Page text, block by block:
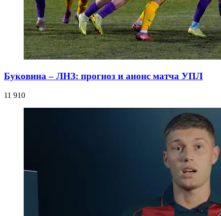
Буковина – ЛНЗ: прогноз и анонс матча УПЛ
11 910